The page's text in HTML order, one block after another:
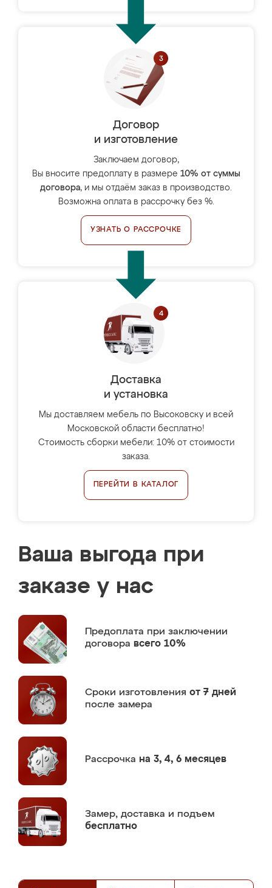
Договор
и изготовление
Заключаем договор,
Вы вносите предоплату в размере 10% от суммы
договора, и мы отдаём заказ в производство.
Возможна оплата в рассрочку без %.
УЗНАТЬ О РАССРОЧКЕ
Доставка
и установка
Мы доставляем мебель по Высоковску и всей
Московской области бесплатно!
Стоимость сборки мебели: 10% от стоимости
заказа.
ПЕРЕЙТИ В КАТАЛОГ
Ваша выгода при
заказе у нас
Предоплата при заключении
договора всего 10%
Сроки изготовления от 7 дней
после замера
Рассрочка на 3, 4, 6 месяцев
Замер, доставка и подъем
бесплатно